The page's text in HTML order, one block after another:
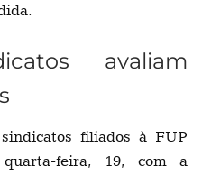
avaliam
filiados à FUP
feira, 19, com a